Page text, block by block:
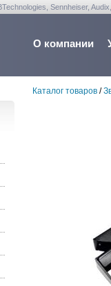
Sennheiser,
О компании
Каталог товаров/